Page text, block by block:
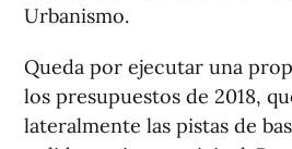
Urbanismo.
Queda por ejecutar una
los presupuestos de 2018,
lateralmente las pistas de